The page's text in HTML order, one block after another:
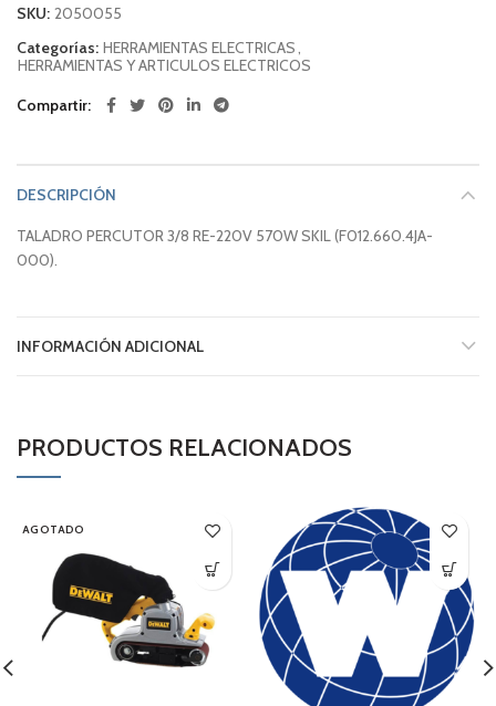
SKU: 2050055
Categorías: HERRAMIENTAS ELECTRICAS,
HERRAMIENTAS Y ARTICULOS ELECTRICOS
Compartir
DESCRIPCIÓN
TALADRO PERCUTOR 3/8 RE-220V 570W SKIL (F012.660.4JA-
000).
INFORMACIÓN ADICIONAL
PRODUCTOS RELACIONADOS
AGOTADO